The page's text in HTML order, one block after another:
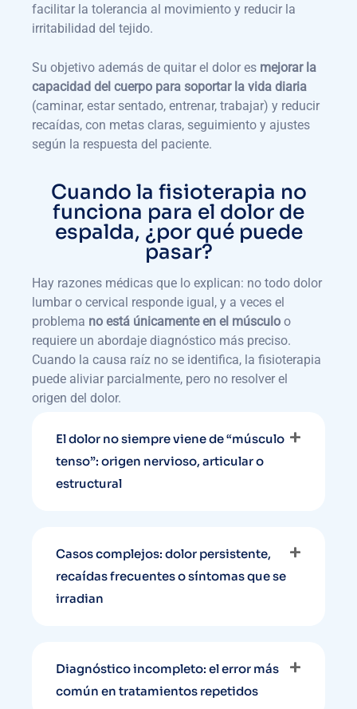
facilitar la tolerancia al movimiento y reducir la
irritabilidad del tejido.
Su objetivo además de quitar el dolor es mejorar la
capacidad del cuerpo para soportar la vida diaria
(caminar, estar sentado, entrenar, trabajar) y reducir
recaídas, con metas claras, seguimiento y ajustes
según la respuesta del paciente.
Cuando la fisioterapia no
funciona para el dolor de
espalda, ¿por qué puede
pasar?
Hay razones médicas que lo explican: no todo dolor
lumbar o cervical responde igual, y a veces el
problema no está únicamente en el músculo o
requiere un abordaje diagnóstico más preciso.
Cuando la causa raíz no se identifica, la fisioterapia
puede aliviar parcialmente, pero no resolver el
origen del dolor.
El dolor no siempre viene de “músculo
tenso”: origen nervioso, articular o
estructural
Casos complejos: dolor persistente,
recaídas frecuentes o síntomas que se
irradian
Diagnóstico incompleto: el error más
común en tratamientos repetidos